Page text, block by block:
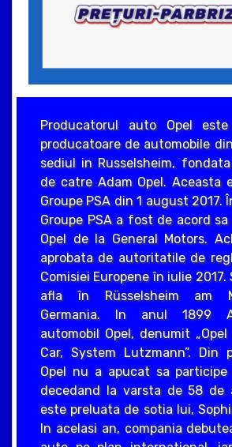
Producatorul auto Opel
producatoare de automobile
sediul in Russelsheim,
de catre Adam Opel. Aceasta
Groupe PSA din 1 august 2017.
Groupe PSA a fost de acord
Opel de la General Motors.
aprobata de autoritatile de
Comisiei Europene în iulie 2017.
afla în Rüsselsheim am
Germania. In anul 1899
automobil Opel, denumit
Car, System Lutzmann”. Din
Opel nu a apucat sa
decedand la varsta de 58 de
este preluata de sotia lui,
In acelasi an, compania